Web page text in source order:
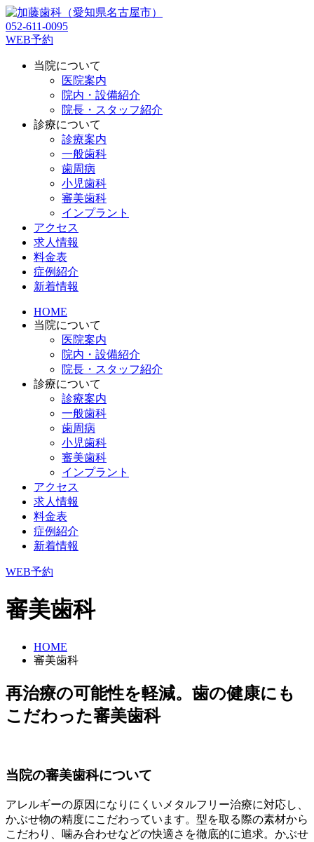
052-611-0095
WEB予約
当院について
医院案内
院内・設備紹介
院長・スタッフ紹介
診療について
診療案内
一般歯科
歯周病
小児歯科
審美歯科
インプラント
アクセス
求人情報
料金表
症例紹介
新着情報
HOME
当院について
医院案内
院内・設備紹介
院長・スタッフ紹介
診療について
診療案内
一般歯科
歯周病
小児歯科
審美歯科
インプラント
アクセス
求人情報
料金表
症例紹介
新着情報
WEB予約
審美歯科
HOME
審美歯科
再治療の可能性を軽減。歯の健康にも
こだわった審美歯科
当院の審美歯科について
アレルギーの原因になりにくいメタルフリー治療に対応し、
かぶせ物の精度にこだわっています。型を取る際の素材から
こだわり、噛み合わせなどの快適さを徹底的に追求。かぶせ